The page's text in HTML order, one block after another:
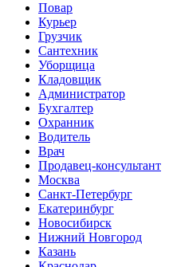
Повар
Курьер
Грузчик
Сантехник
Уборщица
Кладовщик
Администратор
Бухгалтер
Охранник
Водитель
Врач
Продавец-консультант
Москва
Санкт-Петербург
Екатеринбург
Новосибирск
Нижний Новгород
Казань